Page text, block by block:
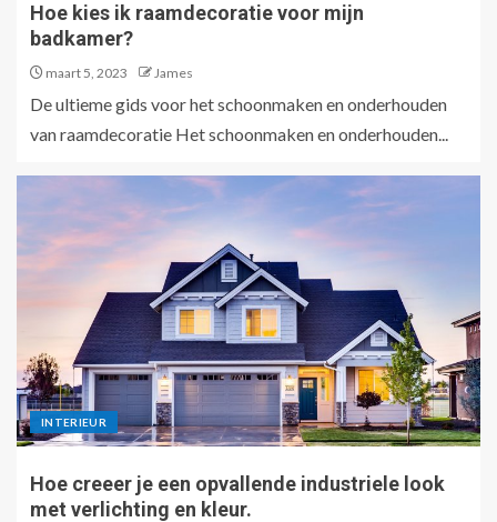
Hoe kies ik raamdecoratie voor mijn
badkamer?
maart 5, 2023 James
De ultieme gids voor het schoonmaken en onderhouden
van raamdecoratie Het schoonmaken en onderhouden...
INTERIEUR
Hoe creeer je een opvallende industriele look
met verlichting en kleur.